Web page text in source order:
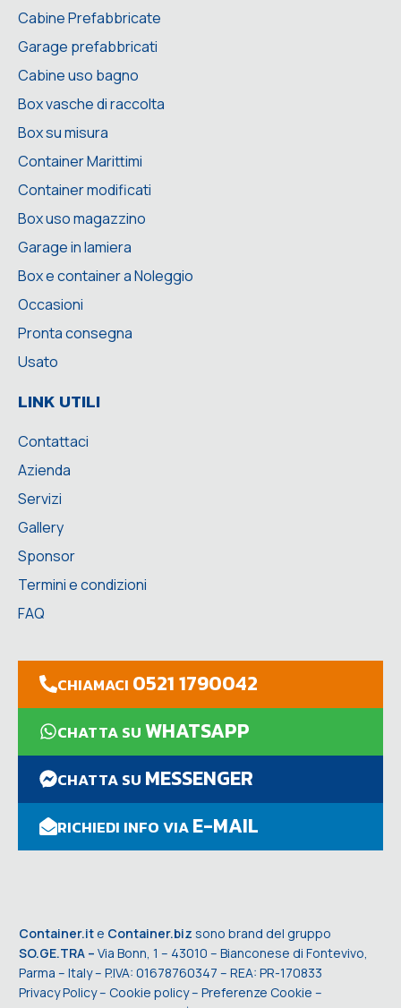
Cabine Prefabbricate
Garage prefabbricati
Cabine uso bagno
Box vasche di raccolta
Box su misura
Container Marittimi
Container modificati
Box uso magazzino
Garage in lamiera
Box e container a Noleggio
Occasioni
Pronta consegna
Usato
LINK UTILI
Contattaci
Azienda
Servizi
Gallery
Sponsor
Termini e condizioni
FAQ
CHIAMACI 0521 1790042
CHATTA SUWHATSAPP
CHATTA SU MESSENGER
RICHIEDI INFO VIAE-MAIL
Container.it e Container.biz sono brand del gruppo
SO.GE.TRA – Via Bonn, 1 – 43010 – Bianconese di Fontevivo,
Parma – Italy – P.IVA: 01678760347 – REA: PR-170833
Privacy Policy– Cookie policy– Preferenze Cookie –